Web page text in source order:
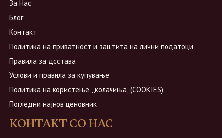
За Нас
Блог
Контакт
Политика на приватност и заштита на лични податоци
Правила за достава
Услови и правила за купување
Политика на користење ,,колачиња,,(COOKIES)
Погледни најнов ценовник
КОНТАКТ СО НАС